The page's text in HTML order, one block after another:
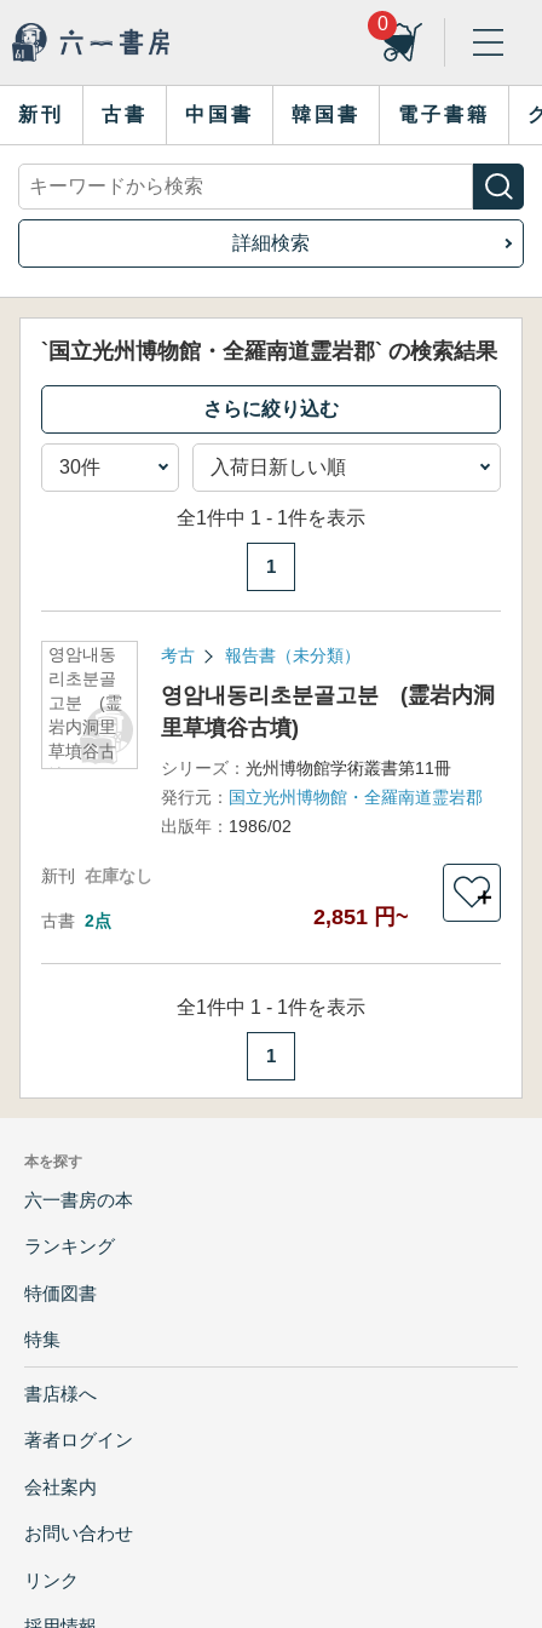
0
新刊 古書 中国書 韓国書 電子書籍
詳細検索
`国立光州博物館・全羅南道霊岩郡` の検索結果
全1件中 1 - 1件を表示
1
영암내동
리초분골
고분 (霊
岩内洞里
草墳谷古
墳)
考古 報告書（未分類）
영암내동리초분골고분 (霊岩内洞
里草墳谷古墳)
シリーズ： 光州博物館学術叢書第11冊
発行元： 国立光州博物館・全羅南道霊岩郡
出版年： 1986/02
新刊 在庫なし
古書 2点 2,851 円~
＋
全1件中 1 - 1件を表示
1
本を探す
六一書房の本
ランキング
特価図書
特集
書店様へ
著者ログイン
会社案内
お問い合わせ
リンク